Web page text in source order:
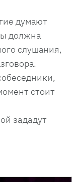
думают
должна
слушания,
стоит
зададут